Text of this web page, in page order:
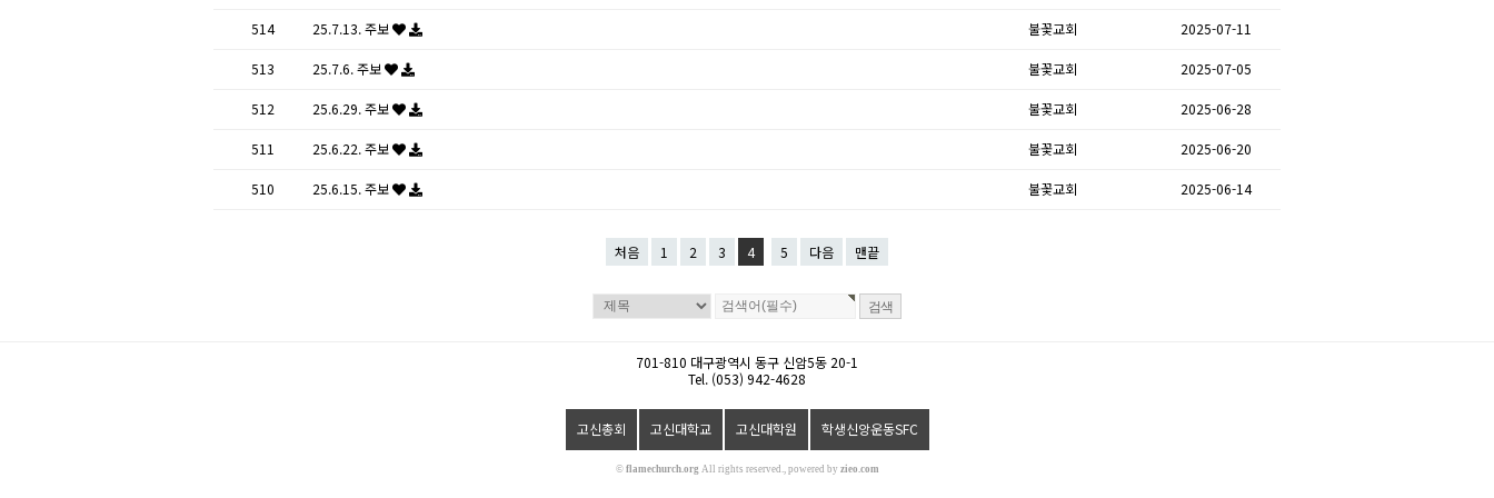
514 25.7.13. 주보 불꽃교회 2025-07-11
513 25.7.6. 주보 불꽃교회 2025-07-05
512 25.6.29. 주보 불꽃교회 2025-06-28
511 25.6.22. 주보 불꽃교회 2025-06-20
510 25.6.15. 주보 불꽃교회 2025-06-14
처음 1 2 3 4 5 다음 맨끝
701-810 대구광역시 동구 신암5동 20-1
Tel. (053) 942-4628
고신총회 고신대학교 고신대학원 학생신앙운동SFC
© flamechurch.org All rights reserved., powered by zieo.com